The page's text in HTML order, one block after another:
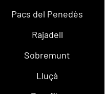
Pacs del Penedès
Rajadell
Sobremunt
Lluçà